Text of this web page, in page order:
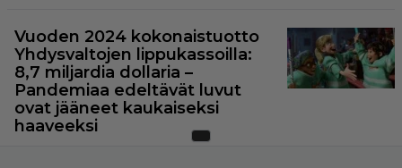
Vuoden 2024 kokonaistuotto
Yhdysvaltojen lippukassoilla:
8,7 miljardia dollaria –
Pandemiaa edeltävät luvut
ovat jääneet kaukaiseksi
haaveeksi